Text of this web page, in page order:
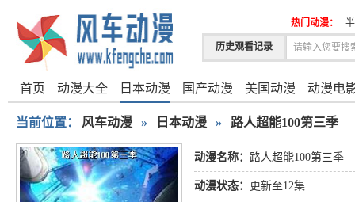
历史观看记录
热门动漫：
首页 动漫大全 日本动漫 国产动漫 美国动漫 动漫电
当前位置： 风车动漫 » 日本动漫 » 路人超能100第三季
动漫名称： 路人超能100第三季
动漫状态： 更新至12集